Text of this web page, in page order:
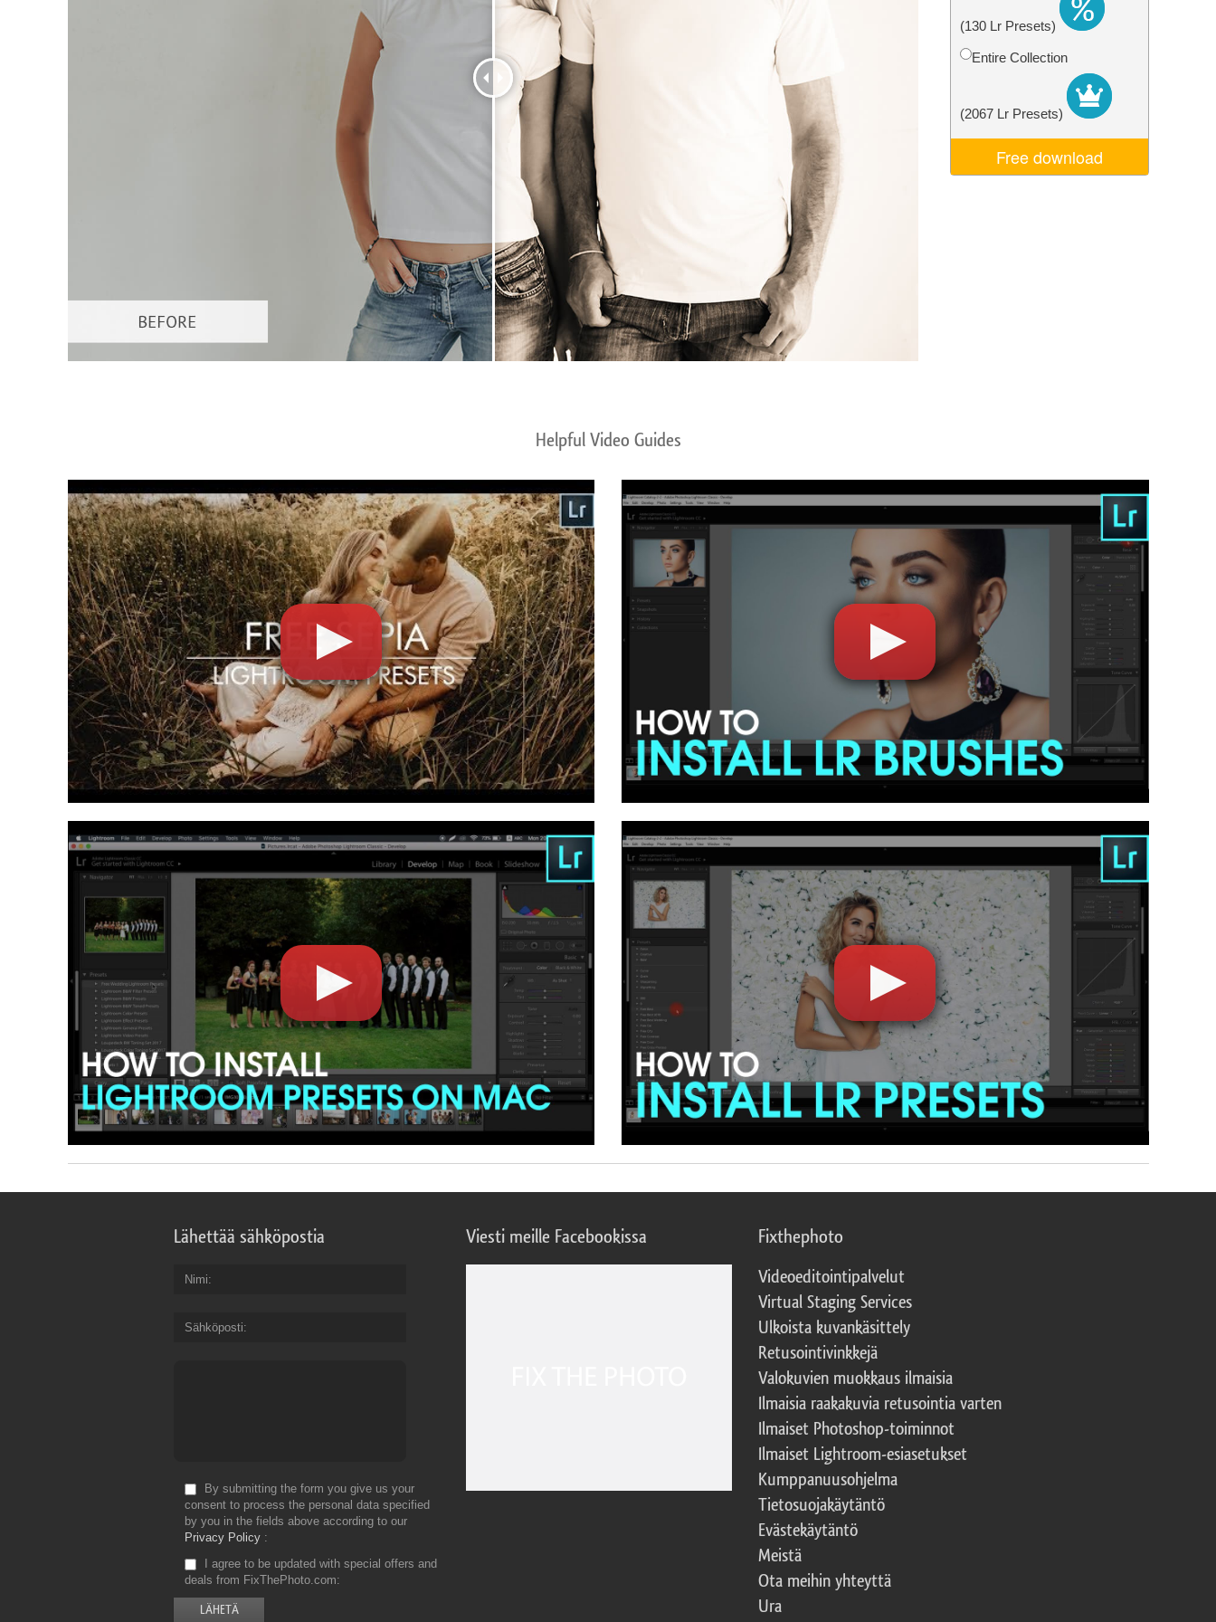
Tuotteen valokuvien muokkaus Korujen valokuvien muokkaus Video Editing Services(130 Lr Presets)
Entire Collection
(2067 Lr Presets)
Free download
Helpful Video Guides
Lähettää sähköpostia
Nimi
Sähköposti
By submitting the form you give us your
consent to process the personal data specified
by you in the fields above according to our
Privacy Policy
I agree to be updated with special offers and
deals from FixThePhoto.com
Viesti meille Facebookissa Fixthephoto
Videoeditointipalvelut
Virtual Staging Services
Ulkoista kuvankäsittely
Retusointivinkkejä
Valokuvien muokkaus ilmaisia
Ilmaisia raakakuvia retusointia varten
Ilmaiset Photoshop-toiminnot
Ilmaiset Lightroom-esiasetukset
Kumppanuusohjelma
Tietosuojakäytäntö
Evästekäytäntö
Meistä
Ota meihin yhteyttä
Ura